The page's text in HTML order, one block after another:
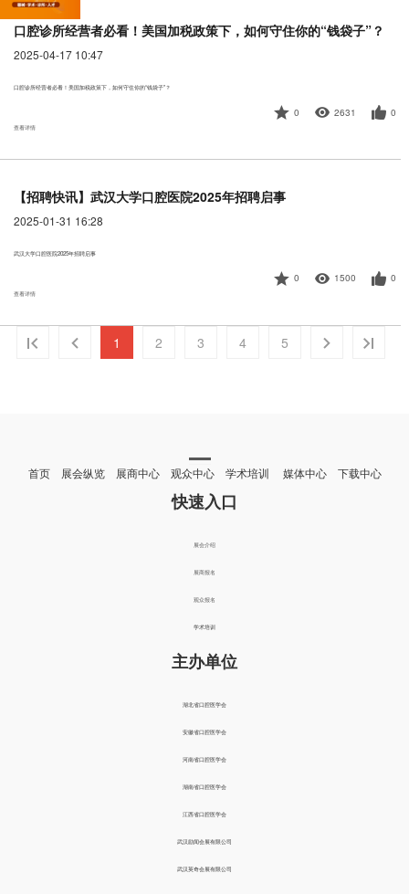
口腔诊所经营者必看！美国加税政策下，如何守住你的“钱袋子”？
2025-04-17 10:47
口腔诊所经营者必看！美国加税政策下，如何守住你的“钱袋子”？
0 2631 0
查看详情
【招聘快讯】武汉大学口腔医院2025年招聘启事
2025-01-31 16:28
武汉大学口腔医院2025年招聘启事
0 1500 0
查看详情
1 2 3 4 5
首页 展会纵览 展商中心 观众中心 学术培训 媒体中心 下载中心
快速入口
展会介绍
展商报名
观众报名
学术培训
主办单位
湖北省口腔医学会
安徽省口腔医学会
河南省口腔医学会
湖南省口腔医学会
江西省口腔医学会
武汉励闻会展有限公司
武汉英奇会展有限公司